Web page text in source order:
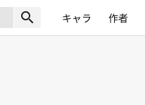
search キャラ 作者